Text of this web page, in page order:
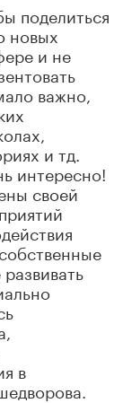
поделиться
новых
и не
важно,
и тд.
интересно!
своей
в